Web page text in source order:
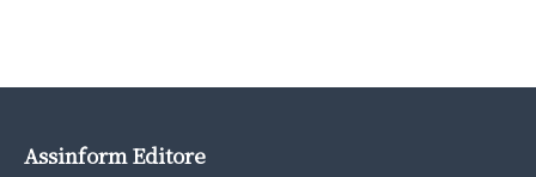
Assinform Editore